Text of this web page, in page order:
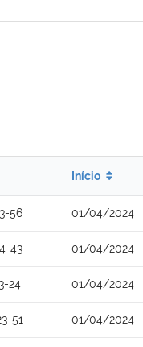
Início
56 01/04/2024
43 01/04/2024
24 01/04/2024
51 01/04/2024